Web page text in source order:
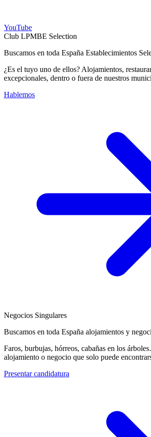
YouTube
Club LPMBE Selection
Buscamos en toda España Establecimientos
¿Es el tuyo uno de ellos? Alojamientos,
excepcionales, dentro o fuera de nuestros
Hablemos
Negocios Singulares
Buscamos en toda España alojamientos y
Faros, burbujas, hórreos, cabañas en los
alojamiento o negocio que solo puede
Presentar candidatura